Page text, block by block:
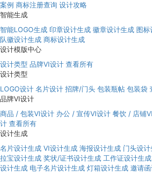
案例 商标注册查询 设计攻略
智能生成
智能LOGO生成 印章设计生成 徽章设计生成 图标
队徽设计生成 商标设计生成
设计模版中心
设计类型 品牌VI设计 查看所有
设计类型
LOGO设计 名片设计 招牌/门头 包装瓶帖 包装袋
品牌VI设计
商品 / 包装VI设计 办公 / 宣传VI设计 餐饮 / 店铺
计 查看所有
设计生成
名片设计生成 VI设计生成 海报设计生成 门头设
拉宝设计生成 奖状/证书设计生成 工作证设计生成
设计生成 电子名片设计生成 灯箱设计生成 邀请